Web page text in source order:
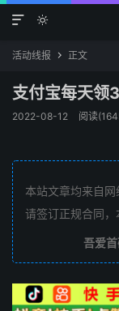


活动线报  正文
支付宝每天领
2022-08-12 阅读
本站文章均来自
请签订正规合同，
吾爱首